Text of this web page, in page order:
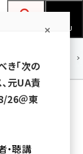
ーラム
MENU
る記事の
「次の
元UA責
26＠東
・聴講